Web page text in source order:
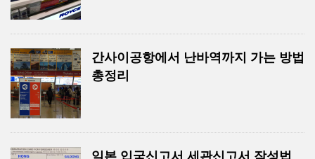
간사이공항에서 난바역까지 가는 방법
총정리